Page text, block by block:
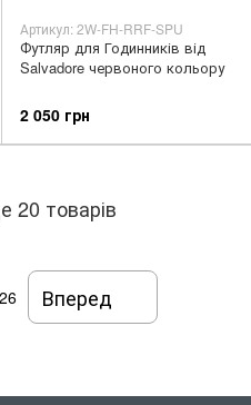
Артикул: 2W-FH-RRF-SPU
Футляр для Годинників від
Salvadore червоного кольору
2 050 грн
20 товарів
Вперед